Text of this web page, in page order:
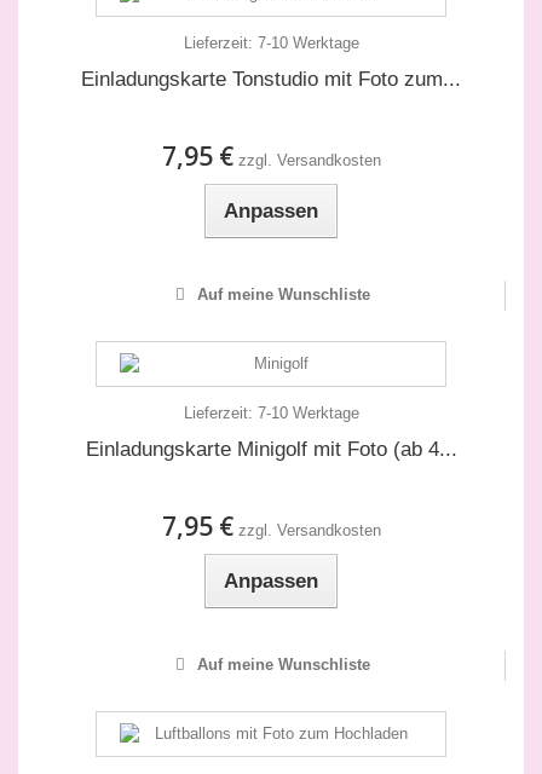
Lieferzeit: 7-10 Werktage
Einladungskarte Tonstudio mit Foto zum...
7,95 € zzgl. Versandkosten
Anpassen
Auf meine Wunschliste
Lieferzeit: 7-10 Werktage
Einladungskarte Minigolf mit Foto (ab 4...
7,95 € zzgl. Versandkosten
Anpassen
Auf meine Wunschliste